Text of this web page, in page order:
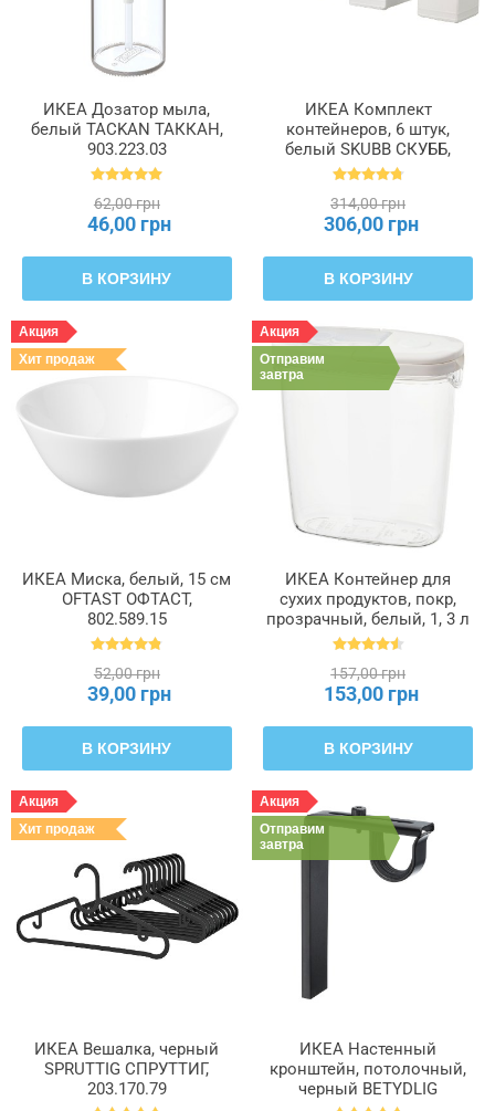
ИКЕА Дозатор мыла,
белый TACKAN ТАККАН,
903.223.03
62,00 грн
46,00 грн
В КОРЗИНУ
ИКЕА Комплект
контейнеров, 6 штук,
белый SKUBB СКУББ,
004.285.49
314,00 грн
306,00 грн
В КОРЗИНУ
Акция
Хит продаж
ИКЕА Миска, белый, 15 см
OFTAST ОФТАСТ,
802.589.15
52,00 грн
39,00 грн
В КОРЗИНУ
Акция
Отправим
завтра
ИКЕА Контейнер для
сухих продуктов, покр,
прозрачный, белый, 1, 3 л
IKEA 365+, 800.667.23
157,00 грн
153,00 грн
В КОРЗИНУ
Акция
Хит продаж
ИКЕА Вешалка, черный
SPRUTTIG СПРУТТИГ,
203.170.79
Акция
Отправим
завтра
ИКЕА Настенный
кронштейн, потолочный,
черный BETYDLIG